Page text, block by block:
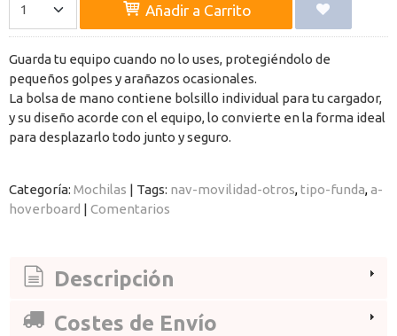
Añadir a Carrito
Guarda tu equipo cuando no lo uses, protegiéndolo de
pequeños golpes y arañazos ocasionales.
La bolsa de mano contiene bolsillo individual para tu cargador,
y su diseño acorde con el equipo, lo convierte en la forma ideal
para desplazarlo todo junto y seguro.
Categoría: Mochilas | Tags: nav-movilidad-otros tipo-funda a-
hoverboard | Comentarios
Descripción
Costes de Envío